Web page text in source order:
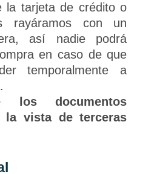
la tarjeta de crédito o
rayáramos con un
así nadie podrá
en caso de que
temporalmente a
los documentos
la vista de terceras